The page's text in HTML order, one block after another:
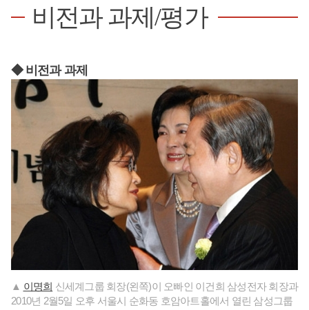
비전과 과제/평가
◆ 비전과 과제
▲ 이명희 신세계그룹 회장(왼쪽)이 오빠인 이건희 삼성전자 회장과
2010년 2월5일 오후 서울시 순화동 호암아트홀에서 열린 삼성그룹